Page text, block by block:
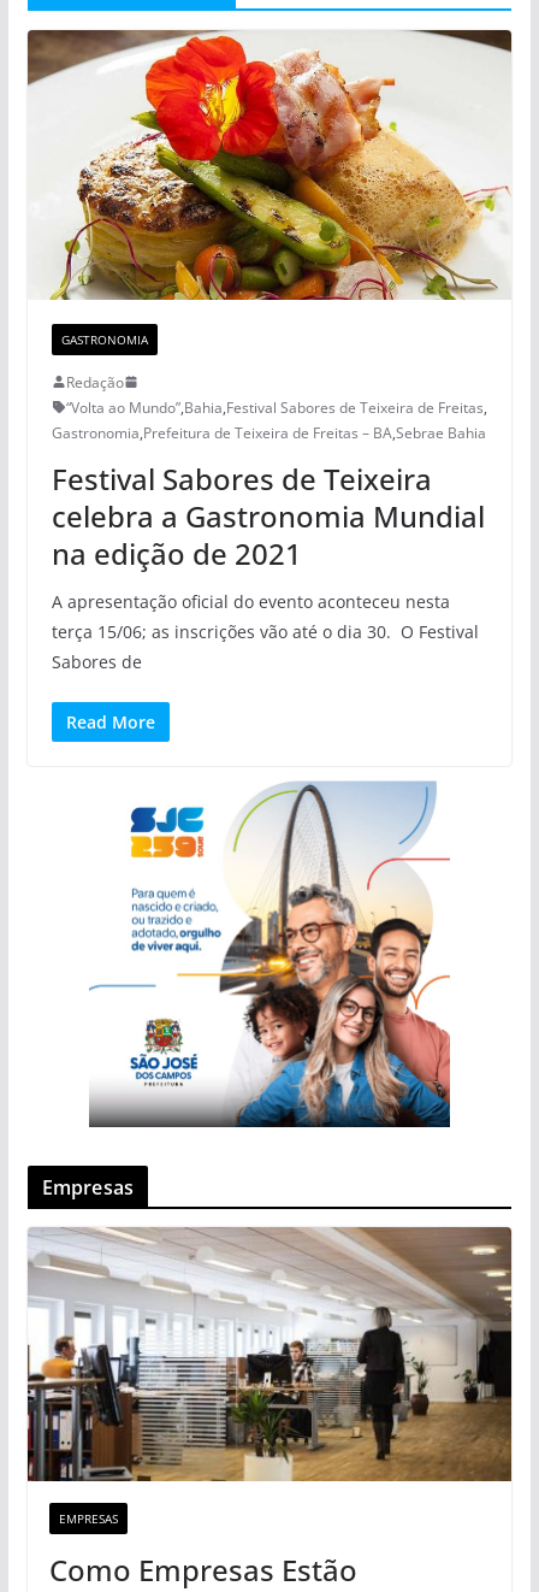
GASTRONOMIA
Redação
“Volta ao Mundo”,Bahia,Festival Sabores de Teixeira de Freitas,
Gastronomia,Prefeitura de Teixeira de Freitas – BA,Sebrae Bahia
Festival Sabores de Teixeira
celebra a Gastronomia Mundial
na edição de 2021
A apresentação oficial do evento aconteceu nesta
terça 15/06; as inscrições vão até o dia 30. O Festival
Sabores de
Read More
Empresas
EMPRESAS
Como Empresas Estão